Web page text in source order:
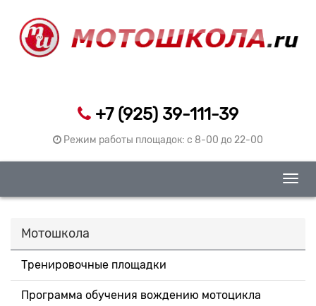
+7 (925) 39-111-39
Режим работы площадок: c 8-00 до 22-00
Мотошкола
Тренировочные площадки
Программа обучения вождению мотоцикла